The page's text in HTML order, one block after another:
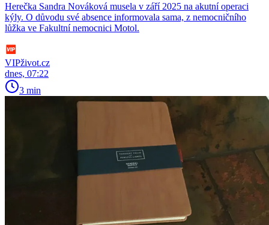
Herečka Sandra Nováková musela v září 2025 na akutní operaci
kýly. O důvodu své absence informovala sama, z nemocničního
lůžka ve Fakultní nemocnici Motol.
VIPživot.cz
dnes, 07:22
3 min